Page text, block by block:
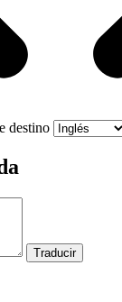
destino